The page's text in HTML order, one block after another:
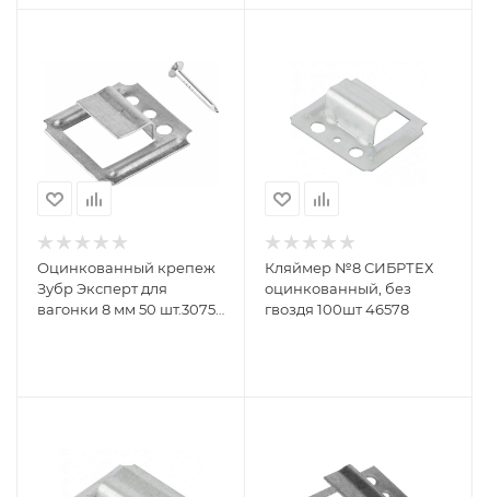
Оцинкованный крепеж
Зубр Эксперт для
вагонки 8 мм 50 шт.3075-
Кляймер №8 СИБРТЕХ
оцинкованный, без
гвоздя 100шт 46578